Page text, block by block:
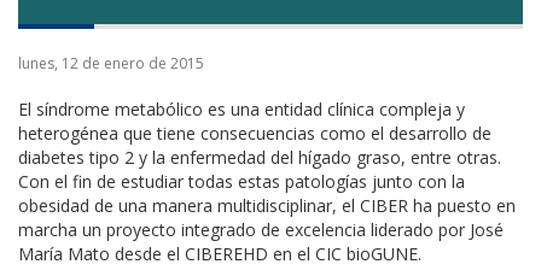
lunes, 12 de enero de 2015
El síndrome metabólico es una entidad clínica compleja y
heterogénea que tiene consecuencias como el desarrollo de
diabetes tipo 2 y la enfermedad del hígado graso, entre otras.
Con el fin de estudiar todas estas patologías junto con la
obesidad de una manera multidisciplinar, el CIBER ha puesto en
marcha un proyecto integrado de excelencia liderado por José
María Mato desde el CIBEREHD en el CIC bioGUNE.